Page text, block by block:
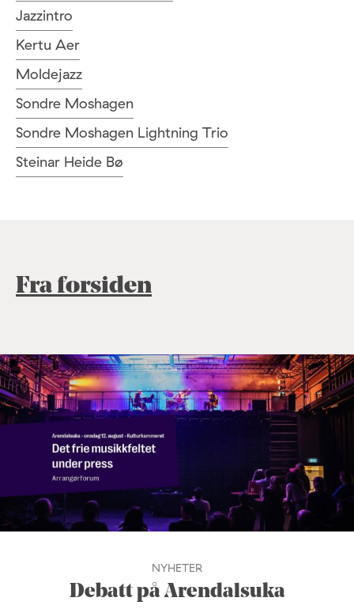
Jazzintro
Kertu Aer
Moldejazz
Sondre Moshagen
Sondre Moshagen Lightning Trio
Steinar Heide Bø
Fra forsiden
NYHETER
Debatt på Arendalsuka